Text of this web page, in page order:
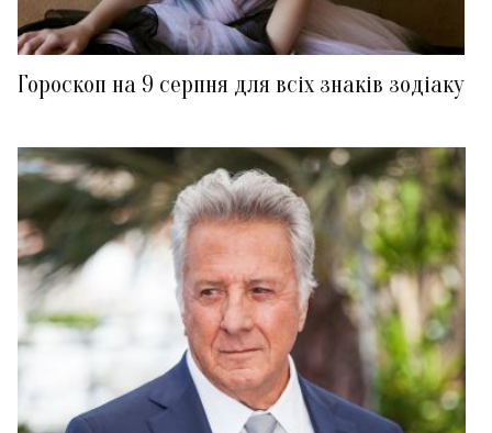
Гороскоп на 9 серпня для всіх знаків зодіаку